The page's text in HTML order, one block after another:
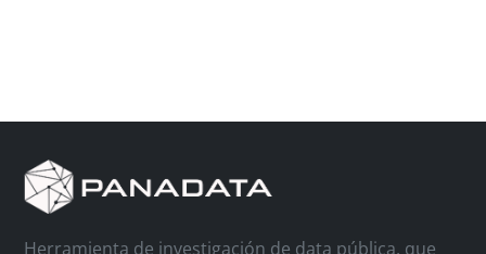
Herramienta de investigación de data pública, que